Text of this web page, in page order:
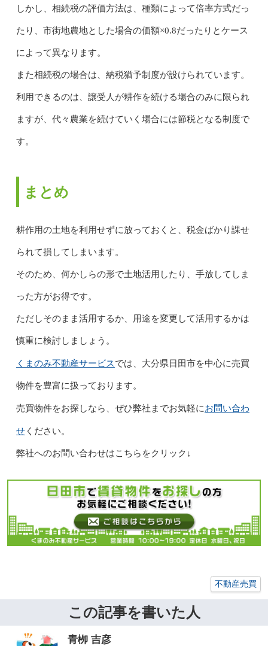
しかし、相続税の評価方法は、種類によって倍率方式だっ
たり、市街地農地とした場合の価額×0.8だったりとケース
によって異なります。
また相続税の場合は、納税猶予制度が設けられています。
利用できるのは、譲受人が耕作を続ける場合のみに限られ
ますが、代々農業を続けていく場合には節税となる制度で
す。
まとめ
耕作用の土地を利用せずに放っておくと、税金ばかり課せ
られて損してしまいます。
そのため、何かしらの形で土地活用したり、手放してしま
った方がお得です。
ただしそのまま活用するか、用途を変更して活用するかは
慎重に検討しましょう。
くまのみ不動産サービスでは、大分県日田市を中心に売買
物件を豊富に扱っております。
売買物件をお探しなら、ぜひ弊社までお気軽にお問い合わ
せください。
弊社へのお問い合わせはこちらをクリック↓
不動産売買
この記事を書いた人
青栁 吉彦